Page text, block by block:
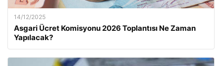
14/12/2025
Asgari Ücret Komisyonu 2026 Toplantısı Ne Zaman
Yapılacak?